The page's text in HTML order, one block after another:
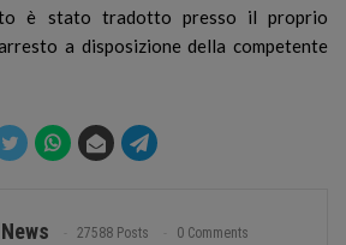
è stato tradotto presso il proprio
a disposizione della competente
27588 Posts 0 Comments